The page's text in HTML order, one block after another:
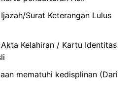
Surat Keterangan Lulus
Kelahiran / Kartu Identitas
mematuhi kedisplinan (Dari